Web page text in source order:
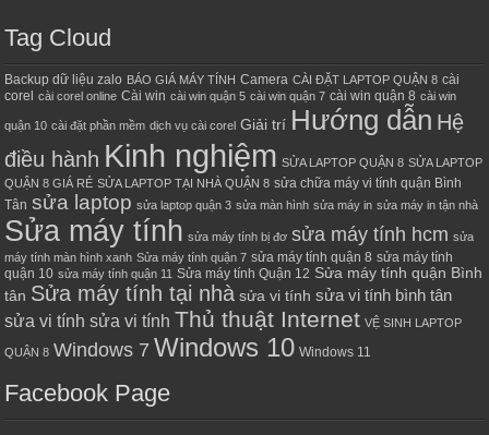
Tag Cloud
Backup dữ liệu zalo BÁO GIÁ MÁY TÍNH Camera CÀI ĐẶT LAPTOP QUẬN 8 cài
corel
cài corel online Cài win cài win quận 5 cài win quận 7 cài win quận 8 cài win
quận 10 cài đặt phần mềm dịch vụ cài corel Giải trí Hướng dẫn Hệ
điều hành Kinh nghiệm SỬA LAPTOP QUẬN 8 SỬA LAPTOP
QUẬN 8 GIÁ RẺ SỬA LAPTOP TẠI NHÀ QUẬN 8 sửa chữa máy vi tính quận Bình
Tân sửa laptop sửa laptop quận 3 sửa màn hình sửa máy in sửa máy in tận nhà
Sửa máy tính sửa máy tính bị đơ sửa máy tính hcm sửa
máy tính màn hình xanh Sửa máy tính quận 7 sửa máy tính quận 8 sửa máy tính
quận 10 sửa máy tính quận 11 Sửa máy tính Quận 12 Sửa máy tính quận Bình
tân Sửa máy tính tại nhà sửa vi tính sửa vi tính bình tân
sửa vi tính sửa vi tính Thủ thuật Internet VỆ SINH LAPTOP
QUẬN 8 Windows 7 Windows 10 Windows 11
Facebook Page